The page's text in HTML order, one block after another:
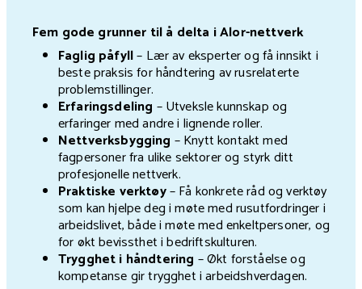
Fem gode grunner til å delta i Alor-nettverk
Faglig påfyll– Lær av eksperter og få innsikt i
beste praksis for håndtering av rusrelaterte
problemstillinger.
Erfaringsdeling – Utveksle kunnskap og
erfaringer med andre i lignende roller.
Nettverksbygging – Knytt kontakt med
fagpersoner fra ulike sektorer og styrk ditt
profesjonelle nettverk.
Praktiske verktøy– Få konkrete råd og verktøy
som kan hjelpe deg i møte med rusutfordringer i
arbeidslivet, både i møte med enkeltpersoner, og
for økt bevissthet i bedriftskulturen.
Trygghet i håndtering – Økt forståelse og
kompetanse gir trygghet i arbeidshverdagen.